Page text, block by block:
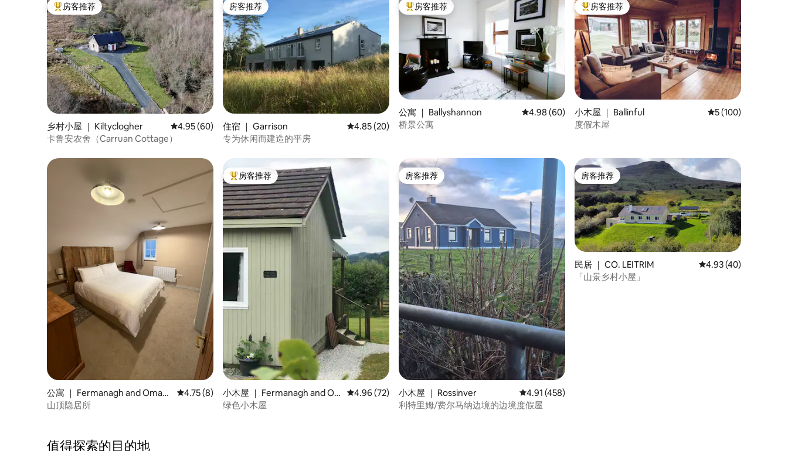
热门「房客推荐」
房客推荐
乡村小屋 ｜ Kiltyclogher 平均评分 4.95 分（满分 5 分），共 60 条评价
4.95 (60)
卡鲁安农舍（Carruan Cottage）
房客推荐
房客推荐
住宿 ｜ Garrison 平均评分 4.85 分（满分 5 分），共 20 条评价
4.85 (20)
专为休闲而建造的平房
热门「房客推荐」
房客推荐
公寓 ｜ Ballyshannon 平均评分 4.98 分（满分 5 分），共 60 条评价
4.98 (60)
桥景公寓
热门「房客推荐」
房客推荐
小木屋 ｜ Ballinful 平均评分 5 分（满
5 (100)
度假木屋
公寓 ｜ Fermanagh and Omag
h
平均评分 4.75 分（满分 5 分），共 8 条评价
4.75 (8)
山顶隐居所
热门「房客推荐」
房客推荐
小木屋 ｜ Fermanagh and Om
agh
平均评分 4.96 分（满分 5 分），共 72 条评价
4.96 (72)
绿色小木屋
房客推荐
房客推荐
小木屋 ｜ Rossinver 平均评分 4.91 分（满分 5 分），共 458 条评价
4.91 (458)
利特里姆/费尔马纳边境的边境度假屋
房客推荐
房客推荐
民居 ｜ CO. LEITRIM 平均评分 4.93 分（满
4.93 (40)
「山景乡村小屋」
值得探索的目的地